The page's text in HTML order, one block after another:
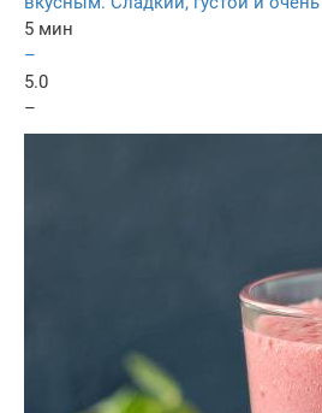
5 мин
–
5.0
–